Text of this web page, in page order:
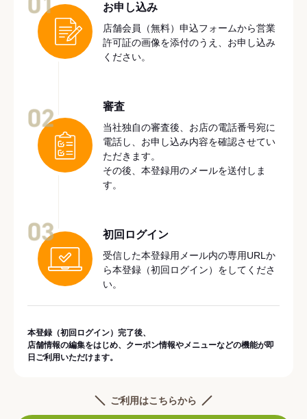
お申し込み
店舗会員（無料）申込フォームから営業
許可証の画像を添付のうえ、お申し込み
ください。
審査
当社独自の審査後、お店の電話番号宛に
電話し、お申し込み内容を確認させてい
ただきます。
その後、本登録用のメールを送付しま
す。
初回ログイン
受信した本登録用メール内の専用URLか
ら本登録（初回ログイン）をしてくださ
い。
本登録（初回ログイン）完了後、
店舗情報の編集をはじめ、クーポン情報やメニューなどの機能が即
日ご利用いただけます。
ご利用はこちらから